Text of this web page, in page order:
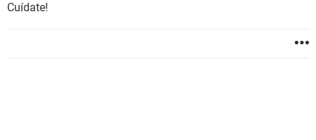
Cuídate!